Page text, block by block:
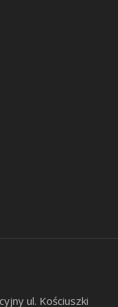
ul. Kościuszki